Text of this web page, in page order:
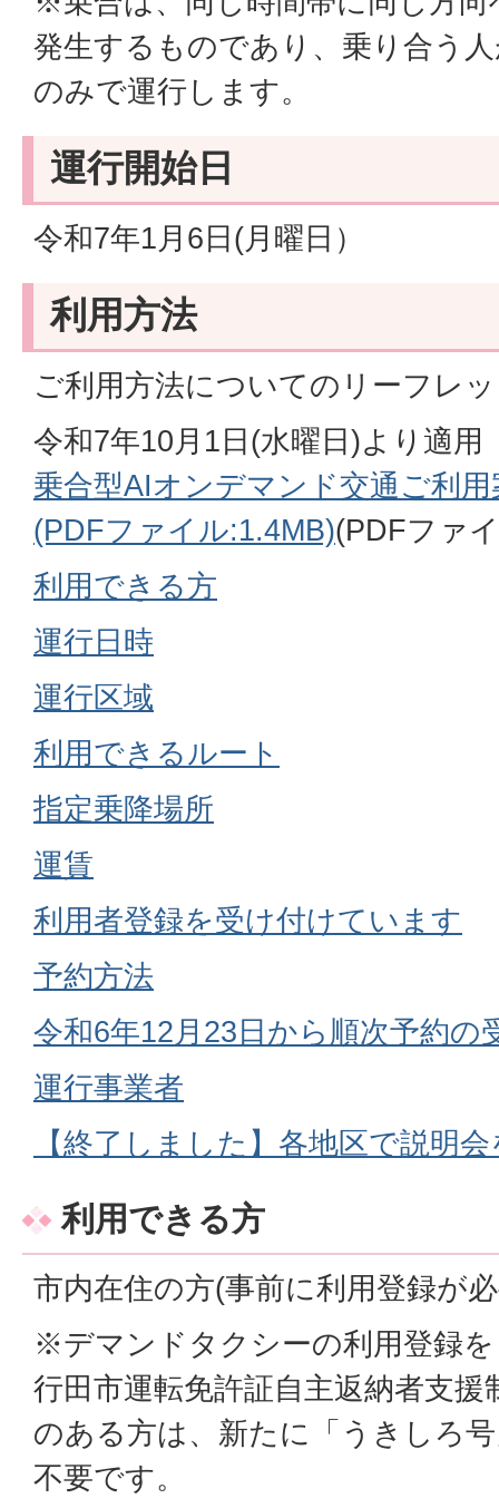
発生するものであり、乗り合う
のみで運行します。
運行開始日
令和7年1月6日(月曜日）
利用方法
ご利用方法についてのリーフレ
令和7年10月1日(水曜日)より適用
乗合型AIオンデマンド交通ご利
(PDFファイル:1.4MB)(PDFファ
利用できる方
運行日時
運行区域
利用できるルート
指定乗降場所
運賃
利用者登録を受け付けています
予約方法
令和6年12月23日から順次予約の
運行事業者
【終了しました】各地区で説明
利用できる方
市内在住の方(事前に利用登録が
※デマンドタクシーの利用登録
行田市運転免許証自主返納者支
のある方は、新たに「うきしろ
不要です。